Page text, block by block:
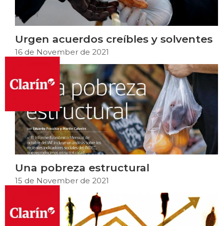
Urgen acuerdos creíbles y solventes
16 de November de 2021
Una pobreza estructural
15 de November de 2021